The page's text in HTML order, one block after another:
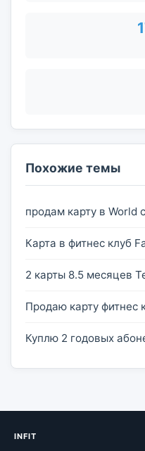
Похожие темы
продам карту в World
Карта в фитнес клуб
2 карты 8.5 месяцев
Продаю карту фитнес
Куплю 2 годовых
INFIT